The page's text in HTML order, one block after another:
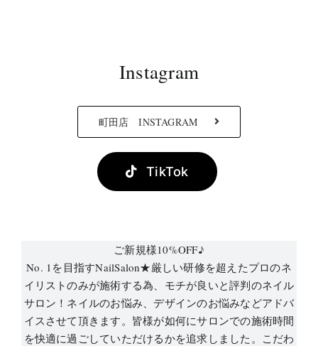
Instagram
町田店 INSTAGRAM
TikTok
ご新規様10%OFF♪
No. 1を目指すNailSalon★厳しい研修を超えたプロのネ
イリストのみが施術する為、モチが良いと評判のネイル
サロン！ネイルのお悩み、デザインのお悩みなどアドバ
イスさせて頂きます。皆様が如何にサロンでの施術時間
を快適に過ごしていただけるかを追求しました。こだわ